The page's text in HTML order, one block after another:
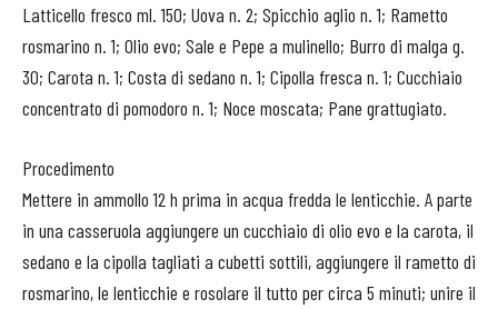
Latticello fresco ml. 150; Uova n. 2; Spicchio aglio n. 1; Rametto
rosmarino n. 1; Olio evo; Sale e Pepe a mulinello; Burro di malga g.
30; Carota n. 1; Costa di sedano n. 1; Cipolla fresca n. 1; Cucchiaio
concentrato di pomodoro n. 1; Noce moscata; Pane grattugiato.
Procedimento
Mettere in ammollo 12 h prima in acqua fredda le lenticchie. A parte
in una casseruola aggiungere un cucchiaio di olio evo e la carota, il
sedano e la cipolla tagliati a cubetti sottili, aggiungere il rametto di
rosmarino, le lenticchie e rosolare il tutto per circa 5 minuti; unire il